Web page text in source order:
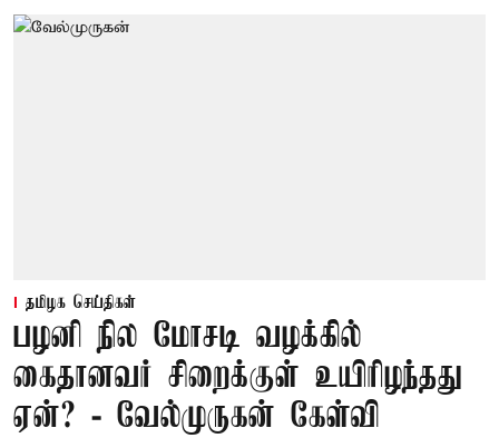
தமிழக செய்திகள்
பழனி நில மோசடி வழக்கில்
கைதானவர் சிறைக்குள் உயிரிழந்தது
ஏன்? - வேல்முருகன் கேள்வி